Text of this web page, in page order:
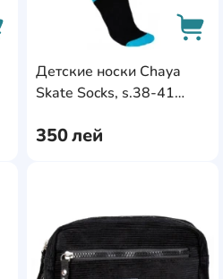
AddCardToCart
Детские носки Chaya
Skate Socks, s.38-41
350лей